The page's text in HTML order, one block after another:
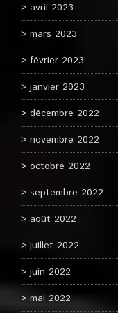
avril 2023
mars 2023
février 2023
janvier 2023
décembre 2022
novembre 2022
octobre 2022
septembre 2022
août 2022
juillet 2022
juin 2022
mai 2022